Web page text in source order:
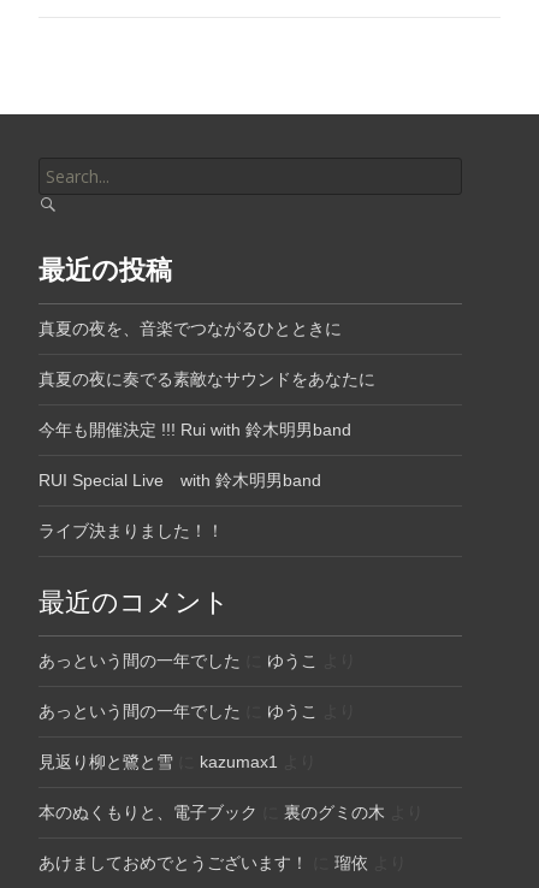
for:
最近の投稿
真夏の夜を、音楽でつながるひとときに
真夏の夜に奏でる素敵なサウンドをあなたに
今年も開催決定 !!! Rui with 鈴木明男band
RUI Special Live with 鈴木明男band
ライブ決まりました！！
最近のコメント
あっという間の一年でした ゆうこ
あっという間の一年でした ゆうこ
見返り柳と鷺と雪 kazumax1
本のぬくもりと、電子ブック 裏のグミの木
あけましておめでとうございます！ 瑠依